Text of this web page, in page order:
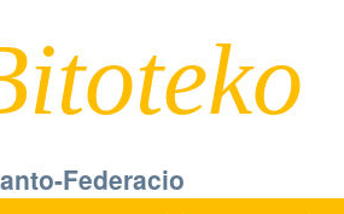
Federacio